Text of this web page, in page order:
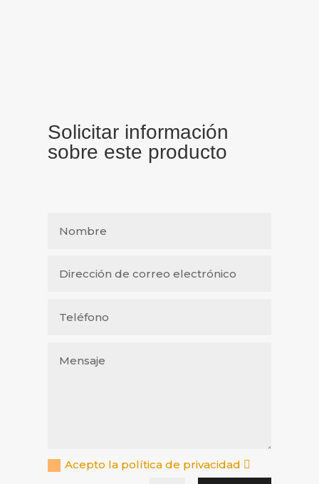
Solicitar información
sobre este producto
Acepto la política de privacidad